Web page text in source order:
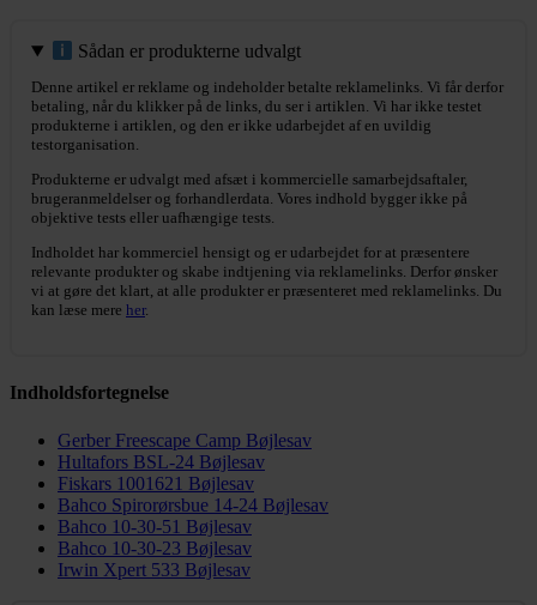
Sådan er produkterne udvalgt
Denne artikel er reklame og indeholder betalte reklamelinks. Vi får derfor
betaling, når du klikker på de links, du ser i artiklen. Vi har ikke testet
produkterne i artiklen, og den er ikke udarbejdet af en uvildig
testorganisation.
Produkterne er udvalgt med afsæt i kommercielle samarbejdsaftaler,
brugeranmeldelser og forhandlerdata. Vores indhold bygger ikke på
objektive tests eller uafhængige tests.
Indholdet har kommerciel hensigt og er udarbejdet for at præsentere
relevante produkter og skabe indtjening via reklamelinks. Derfor ønsker
vi at gøre det klart, at alle produkter er præsenteret med reklamelinks. Du
kan læse mere her.
Indholdsfortegnelse
Gerber Freescape Camp Bøjlesav
Hultafors BSL-24 Bøjlesav
Fiskars 1001621 Bøjlesav
Bahco Spirorørsbue 14-24 Bøjlesav
Bahco 10-30-51 Bøjlesav
Bahco 10-30-23 Bøjlesav
Irwin Xpert 533 Bøjlesav